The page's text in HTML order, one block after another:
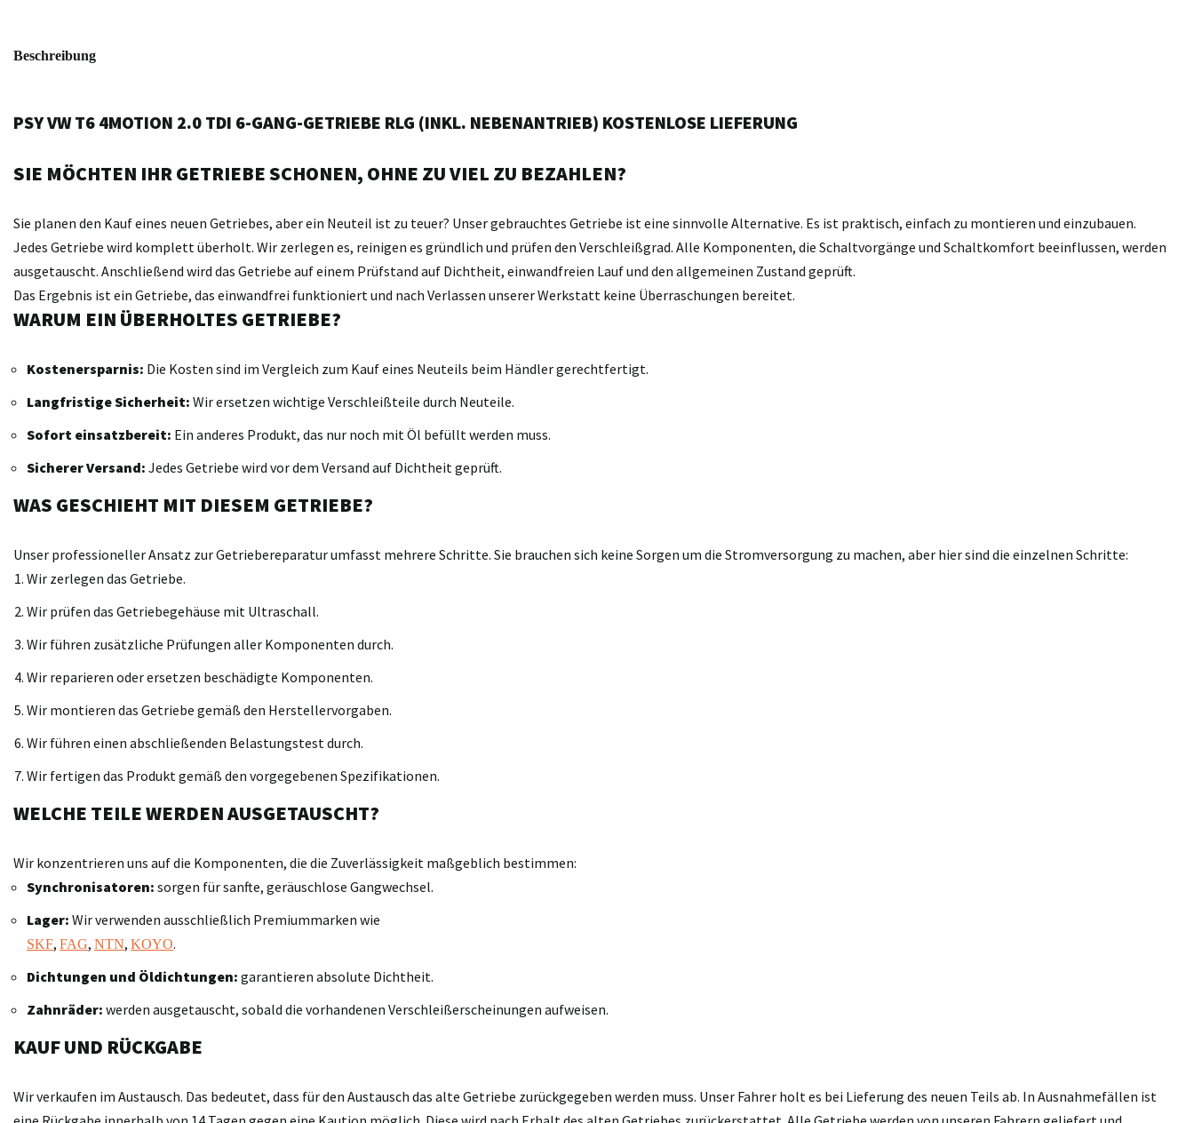
Beschreibung
PSY VW T6 4MOTION 2.0 TDI 6-GANG-GETRIEBE RLG (INKL. NEBENANTRIEB) KOSTENLOSE LIEFERUNG
SIE MÖCHTEN IHR GETRIEBE SCHONEN, OHNE ZU VIEL ZU BEZAHLEN?
Sie planen den Kauf eines neuen Getriebes, aber ein Neuteil ist zu teuer? Unser gebrauchtes Getriebe ist eine sinnvolle Alternative. Es ist praktisch, einfach zu montieren und einzubauen.
Jedes Getriebe wird komplett überholt. Wir zerlegen es, reinigen es gründlich und prüfen den Verschleißgrad. Alle Komponenten, die Schaltvorgänge und Schaltkomfort beeinflussen, werden
ausgetauscht. Anschließend wird das Getriebe auf einem Prüfstand auf Dichtheit, einwandfreien Lauf und den allgemeinen Zustand geprüft.
Das Ergebnis ist ein Getriebe, das einwandfrei funktioniert und nach Verlassen unserer Werkstatt keine Überraschungen bereitet.
WARUM EIN ÜBERHOLTES GETRIEBE?
Kostenersparnis: Die Kosten sind im Vergleich zum Kauf eines Neuteils beim Händler gerechtfertigt.
Langfristige Sicherheit: Wir ersetzen wichtige Verschleißteile durch Neuteile.
Sofort einsatzbereit: Ein anderes Produkt, das nur noch mit Öl befüllt werden muss.
Sicherer Versand: Jedes Getriebe wird vor dem Versand auf Dichtheit geprüft.
WAS GESCHIEHT MIT DIESEM GETRIEBE?
Unser professioneller Ansatz zur Getriebereparatur umfasst mehrere Schritte. Sie brauchen sich keine Sorgen um die Stromversorgung zu machen, aber hier sind die einzelnen Schritte:
Wir zerlegen das Getriebe.
Wir prüfen das Getriebegehäuse mit Ultraschall.
Wir führen zusätzliche Prüfungen aller Komponenten durch.
Wir reparieren oder ersetzen beschädigte Komponenten.
Wir montieren das Getriebe gemäß den Herstellervorgaben.
Wir führen einen abschließenden Belastungstest durch.
Wir fertigen das Produkt gemäß den vorgegebenen Spezifikationen.
WELCHE TEILE WERDEN AUSGETAUSCHT?
Wir konzentrieren uns auf die Komponenten, die die Zuverlässigkeit maßgeblich bestimmen:
Synchronisatoren: sorgen für sanfte, geräuschlose Gangwechsel.
Lager: Wir verwenden ausschließlich Premiummarken wie
SKF, FAG, NTN, KOYO.
Dichtungen und Öldichtungen: garantieren absolute Dichtheit.
Zahnräder: werden ausgetauscht, sobald die vorhandenen Verschleißerscheinungen aufweisen.
KAUF UND RÜCKGABE
Wir verkaufen im Austausch. Das bedeutet, dass für den Austausch das alte Getriebe zurückgegeben werden muss. Unser Fahrer holt es bei Lieferung des neuen Teils ab. In Ausnahmefällen ist